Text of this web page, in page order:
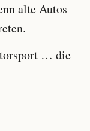
alte Autos
… die